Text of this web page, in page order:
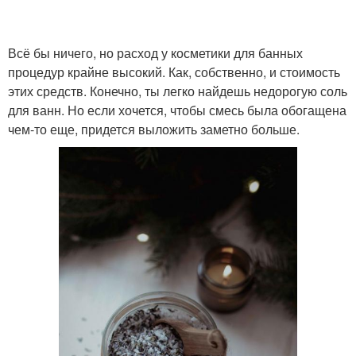
Всё бы ничего, но расход у косметики для банных
процедур крайне высокий. Как, собственно, и стоимость
этих средств. Конечно, ты легко найдешь недорогую соль
для ванн. Но если хочется, чтобы смесь была обогащена
чем-то еще, придется выложить заметно больше.